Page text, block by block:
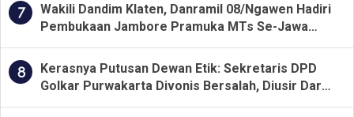
7
Wakili Dandim Klaten, Danramil 08/Ngawen Hadiri
Pembukaan Jambore Pramuka MTs Se-Jawa
8
Kerasnya Putusan Dewan Etik: Sekretaris DPD
Golkar Purwakarta Divonis Bersalah, Diusir Dari